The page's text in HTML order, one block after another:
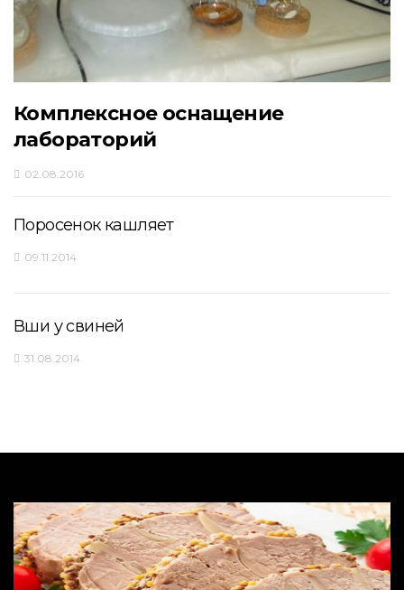
Комплексное оснащение
лабораторий
02.08.2016
Поросенок кашляет
09.11.2014
Вши у свиней
31.08.2014